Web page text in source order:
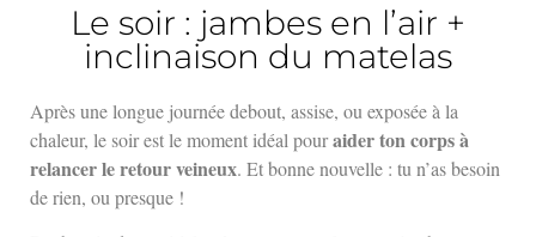
Le soir : jambes en l’air +
inclinaison du matelas
Après une longue journée debout, assise, ou exposée à la
chaleur, le soir est le moment idéal pouraider ton corps à
relancer le retour veineux. Et bonne nouvelle : tu n’as besoin
de rien, ou presque !